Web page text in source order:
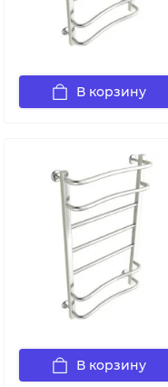
В корзину
В корзину